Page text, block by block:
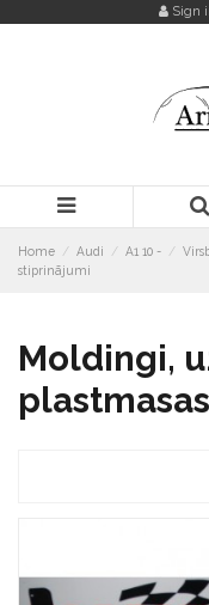
Sign
Home Audi A1 10 -
stiprinājumi
Moldingi,